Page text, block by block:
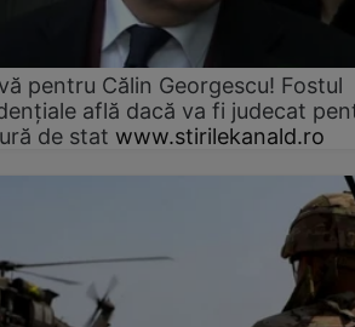
pentru Călin Georgescu! Fostul
află dacă va fi judecat
de stat www.stirilekanald.ro